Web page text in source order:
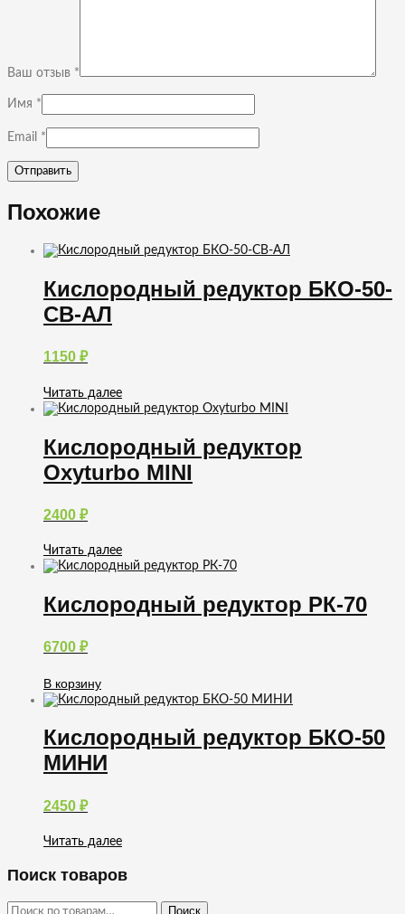
Ваш отзыв *
Имя *
Email *
Похожие
Кислородный редуктор БКО-50-
СВ-АЛ
1150 ₽
Читать далее
Кислородный редуктор
Oxyturbo MINI
2400 ₽
Читать далее
Кислородный редуктор РК-70
6700 ₽
В корзину
Кислородный редуктор БКО-50
МИНИ
2450 ₽
Читать далее
Поиск товаров
Искать: Поиск